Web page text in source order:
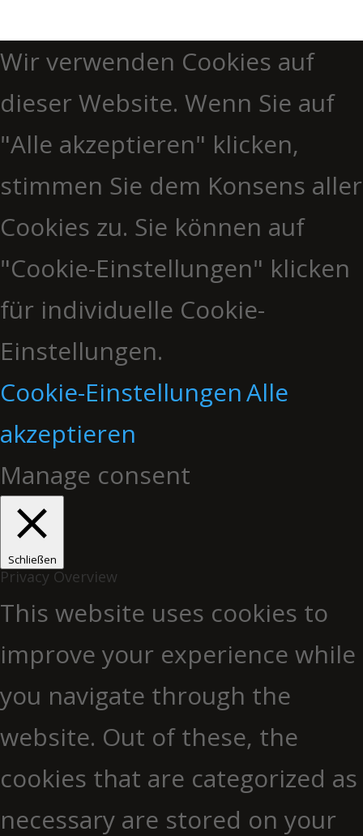
Wir verwenden Cookies auf
dieser Website. Wenn Sie auf
"Alle akzeptieren" klicken,
stimmen Sie dem Konsens aller
Cookies zu. Sie können auf
"Cookie-Einstellungen" klicken
für individuelle Cookie-
Einstellungen.
Cookie-EinstellungenAlle
akzeptieren
Manage consent
Schließen
Privacy Overview
This website uses cookies to
improve your experience while
you navigate through the
website. Out of these, the
cookies that are categorized as
necessary are stored on your